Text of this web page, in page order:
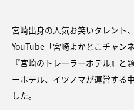
宮崎出身の人気お笑いタレント
YouTube「宮崎よかとこチャン
『宮崎のトレーラーホテル』と
ーホテル、イツノマが運営する
した。